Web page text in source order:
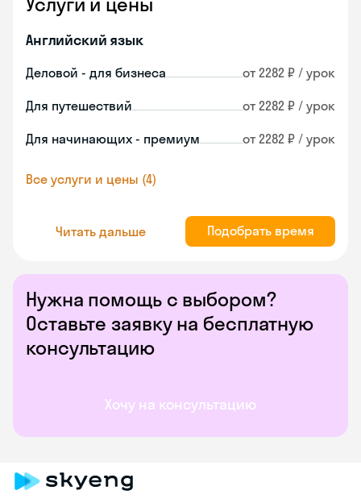
Нужна помощь с выбором?
Оставьте заявку на бесплатную
консультацию
Хочу на консультацию
Английский язык
Деловой - для бизнеса от 2282 ₽ / урок
Для путешествий от 2282 ₽ / урок
Для начинающих - премиум от 2282 ₽ / урок
Все услуги и цены (4)
Читать дальше Подобрать время